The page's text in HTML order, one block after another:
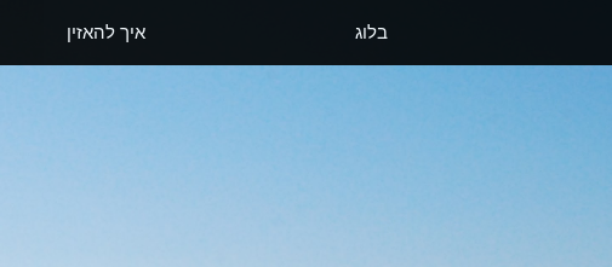
בלוג איך להאזין